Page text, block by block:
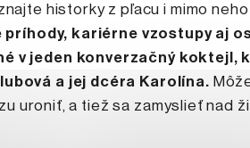
historky z pľacu i mimo
príhody, kariérne vzostupy aj
v jeden konverzačný koktejl,
a jej dcéra Karolína.
uroniť, a tiež sa zamyslieť nad